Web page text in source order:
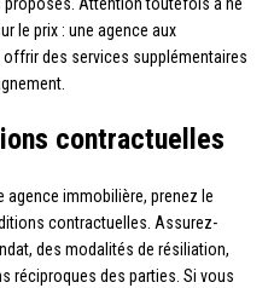
le prix : une agence aux
des services supplémentaires
contractuelles
agence immobilière, prenez le
contractuelles. Assurez-
des modalités de résiliation,
réciproques des parties. Si vous